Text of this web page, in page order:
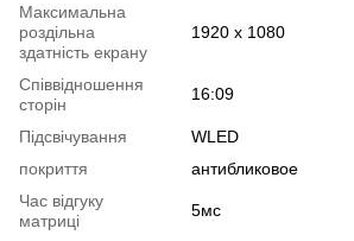
Максимальна
роздільна
здатність екрану
1920 х 1080
Співвідношення
сторін
16:09
Підсвічування
WLED
покриття
антибликовое
Час відгуку
матриці
5мс